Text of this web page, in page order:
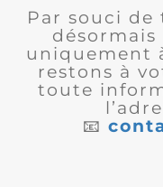
Par souci
uniquement
restons à
toute
📧